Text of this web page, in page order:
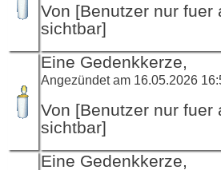
Von [Benutzer nur
sichtbar]
Eine Gedenkkerze,
Angezündet am 16.05.2026
Von [Benutzer nur
sichtbar]
Eine Gedenkkerze,